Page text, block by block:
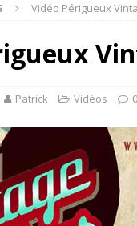
[ 2 mai 2026 ] BIG ED &
Vidéo Périgueux
Patrick Vidéos 0